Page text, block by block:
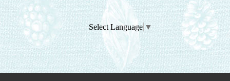
Select Language ▼